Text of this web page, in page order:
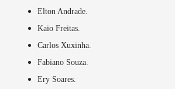
Elton Andrade.
Kaio Freitas.
Carlos Xuxinha.
Fabiano Souza.
Ery Soares.